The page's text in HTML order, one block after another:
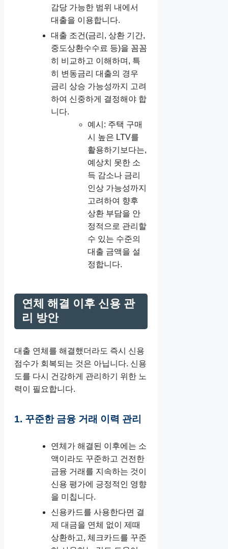
감당 가능한 범위 내에서
대출을 이용합니다.
대출 조건(금리, 상환 기간,
중도상환수수료 등)을 꼼꼼
히 비교하고 이해하며, 특
히 변동금리 대출의 경우
금리 상승 가능성까지 고려
하여 신중하게 결정해야 합
니다.
예시: 주택 구매
시 높은 LTV를
활용하기보다는,
예상치 못한 소
득 감소나 금리
인상 가능성까지
고려하여 향후
상환 부담을 안
정적으로 관리할
수 있는 수준의
대출 금액을 설
정합니다.
연체 해결 이후 신용 관
리 방안
대출 연체를 해결했더라도 즉시 신용
점수가 회복되는 것은 아닙니다. 신용
도를 다시 건강하게 관리하기 위한 노
력이 필요합니다.
1. 꾸준한 금융 거래 이력 관리
연체가 해결된 이후에는 소
액이라도 꾸준하고 건전한
금융 거래를 지속하는 것이
신용 평가에 긍정적인 영향
을 미칩니다.
신용카드를 사용한다면 결
제 대금을 연체 없이 제때
상환하고, 체크카드를 꾸준